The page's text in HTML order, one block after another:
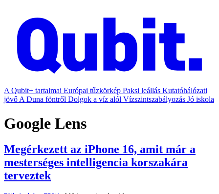
A Qubit+ tartalmai Európai tűzkörkép Paksi leállás Kutatóhálózati
jövő A Duna föntről Dolgok a víz alól Vízszintszabályozás Jó iskola
Google Lens
Megérkezett az iPhone 16, amit már a
mesterséges intelligencia korszakára
terveztek